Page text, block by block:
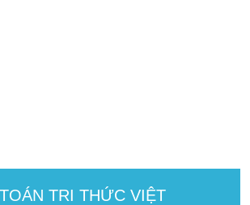
TRI THỨC VIỆT